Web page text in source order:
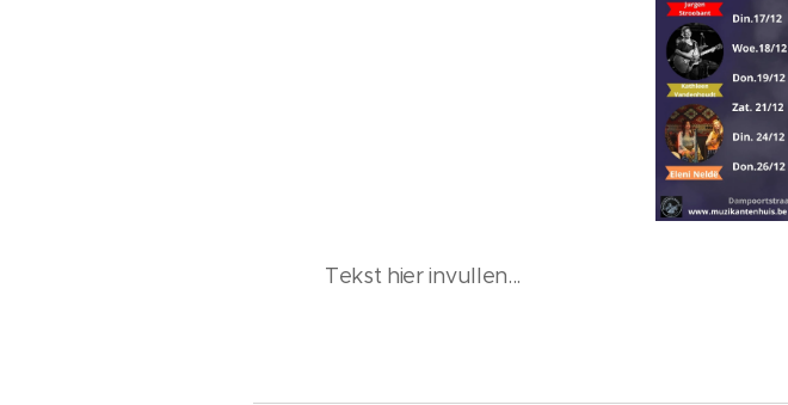
Tekst hier invullen...